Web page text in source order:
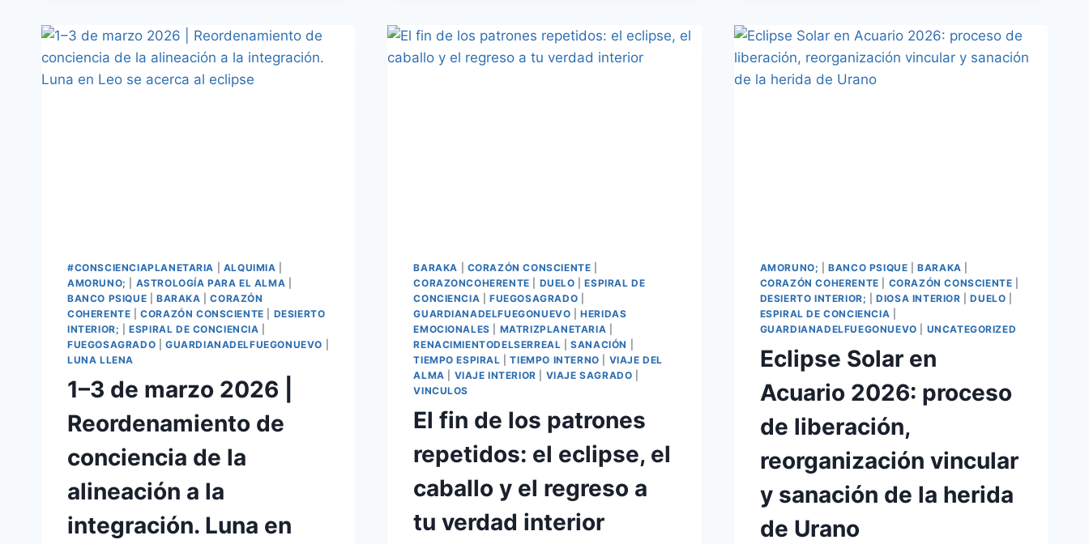
#CONSCIENCIAPLANETARIA ALQUIMIA
AMORUNO;
ASTROLOGÍA PARA EL ALMA
BANCO PSIQUE
BARAKA |CORAZÓN
COHERENTE |CORAZÓN CONSCIENTE
DESIERTO
INTERIOR; |ESPIRAL DE CONCIENCIA
FUEGOSAGRADO
GUARDIANADELFUEGONUEVO
LUNA LLENA
1–3 de marzo 2026 |
Reordenamiento de
conciencia de la
alineación a la
integración. Luna en
BARAKA CORAZÓN CONSCIENTE
CORAZONCOHERENTE
DUELO |ESPIRAL DE
CONCIENCIA |FUEGOSAGRADO
GUARDIANADELFUEGONUEVO |HERIDAS
EMOCIONALES
MATRIZPLANETARIA
RENACIMIENTODELSERREAL |SANACIÓN
TIEMPO ESPIRAL |TIEMPO INTERNO
VIAJE DEL
ALMA
VIAJE INTERIOR VIAJE SAGRADO
VINCULOS
El fin de los patrones
repetidos: el eclipse, el
caballo y el regreso a
tu verdad interior
AMORUNO; |BANCO PSIQUE |BARAKA
CORAZÓN COHERENTE
CORAZÓN CONSCIENTE
DESIERTO INTERIOR; |DIOSA INTERIOR |DUELO
ESPIRAL DE CONCIENCIA
GUARDIANADELFUEGONUEVO
UNCATEGORIZED
Eclipse Solar en
Acuario 2026: proceso
de liberación,
reorganización vincular
y sanación de la herida
de Urano